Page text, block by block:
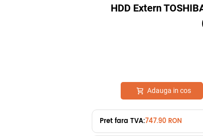
HDD Extern
Adauga in cos
Pret fara TVA:747.90 RON